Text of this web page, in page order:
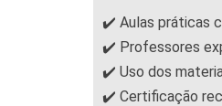
✔️ Aulas práticas
✔️ Professores
✔️ Uso dos
✔️ Certificação